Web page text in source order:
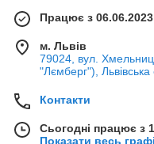
Працює з 06.06.2023
м. Львів
79024, вул.
"Лємберг"), Львівська
Контакти
Сьогодні працює з
Показати весь